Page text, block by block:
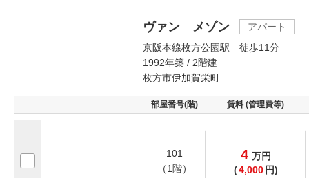
ヴァン メゾン
アパート
京阪本線枚方公園駅 徒歩11分
1992年築 / 2階建
枚方市伊加賀栄町
部屋番号(階) 賃料 (管理費等)
101
（1階）
4 万円
(4,000 円)